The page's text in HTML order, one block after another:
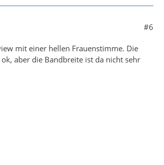
#6
mit einer hellen Frauenstimme. Die
aber die Bandbreite ist da nicht sehr